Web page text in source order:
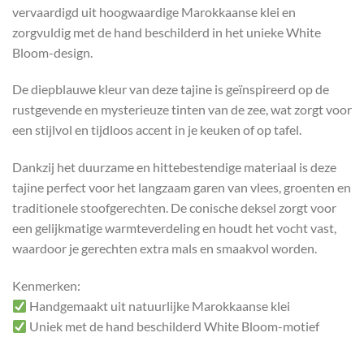
vervaardigd uit hoogwaardige Marokkaanse klei en
zorgvuldig met de hand beschilderd in het unieke White
Bloom-design.
De diepblauwe kleur van deze tajine is geïnspireerd op de
rustgevende en mysterieuze tinten van de zee, wat zorgt voor
een stijlvol en tijdloos accent in je keuken of op tafel.
Dankzij het duurzame en hittebestendige materiaal is deze
tajine perfect voor het langzaam garen van vlees, groenten en
traditionele stoofgerechten. De conische deksel zorgt voor
een gelijkmatige warmteverdeling en houdt het vocht vast,
waardoor je gerechten extra mals en smaakvol worden.
Kenmerken:
Handgemaakt uit natuurlijke Marokkaanse klei
Uniek met de hand beschilderd White Bloom-motief